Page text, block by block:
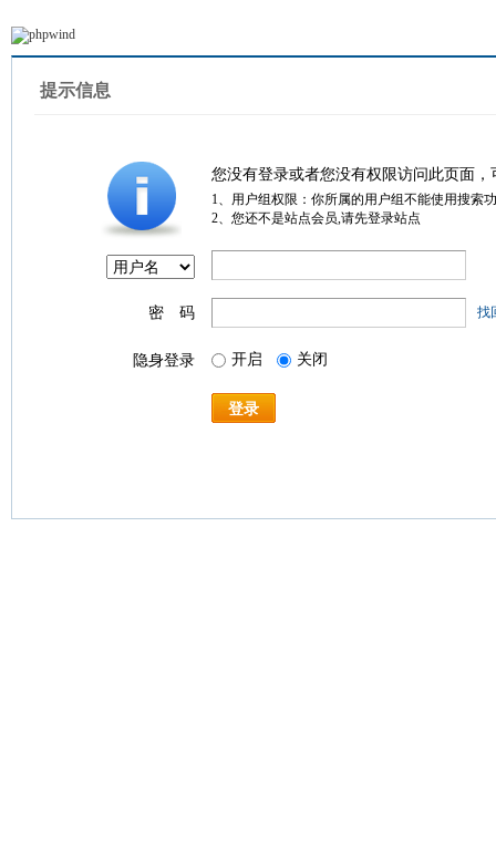
提示信息
您没有登录或者您没有权限访问此页面
1、用户组权限：你所属的用户组不能使用搜索
2、您还不是站点会员,请先登录站点
密 码 找
隐身登录 开启 关闭
登录